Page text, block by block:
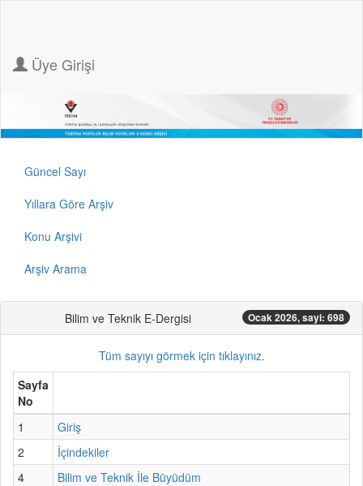
Üye Girişi
Güncel Sayı
Yıllara Göre Arşiv
Konu Arşivi
Arşiv Arama
Bilim ve Teknik E-Dergisi Ocak 2026, sayi: 698
Tüm sayıyı görmek için tıklayınız.
Sayfa
No
1
Giriş
2
İçindekiler
4
Bilim ve Teknik İle Büyüdüm